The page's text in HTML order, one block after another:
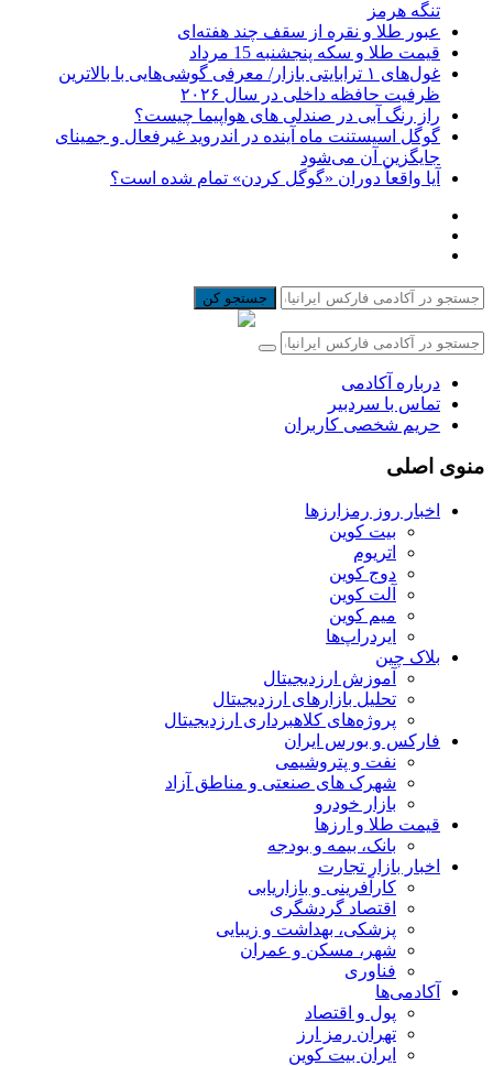
تنگه هرمز
عبور طلا و نقره از سقف چند هفته‌ای
قیمت طلا و سکه پنجشنبه 15 مرداد
غول‌های ۱ ترابایتی بازار/ معرفی گوشی‌هایی با بالاترین
ظرفیت حافظه داخلی در سال ۲۰۲۶
راز رنگ آبی در صندلی های هواپیما چیست؟
گوگل اسیستنت ماه آینده در اندروید غیرفعال و جمینای
جایگزین آن می‌شود
آیا واقعاً دوران «گوگل کردن» تمام شده است؟
جستجو کن
درباره آکادمی
تماس با سردبیر
حریم شخصی کاربران
منوی اصلی
اخبار روز رمزارزها
بیت کوین
اتریوم
دوج کوین
آلت کوین
میم کوین‌
ایردراپ‌ها
بلاک چین
آموزش ارزدیجیتال
تحلیل بازارهای ارزدیجیتال
پروژه‌های کلاهبرداری ارزدیجیتال
فارکس و بورس ایران
نفت و پتروشیمی
شهرک های صنعتی و مناطق آزاد
بازار خودرو
قیمت طلا و ارزها
بانک، بیمه و بودجه
اخبار بازار تجارت
کارآفرینی و بازاریابی
اقتصاد گردشگری
پزشکی، بهداشت و زیبایی
شهر، مسکن و عمران
فناوری
آکادمی‌ها
پول و اقتصاد
تهران رمز ارز
ایران بیت کوین